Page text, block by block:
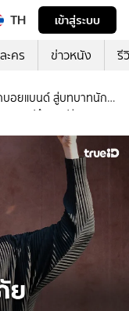
TH
เข้าสู่ระบบ
ะคร ข่าวหนัง รี
บอยแบนด์ สู่บทบาทนัก
ทุกคนปรึกษาฟรี